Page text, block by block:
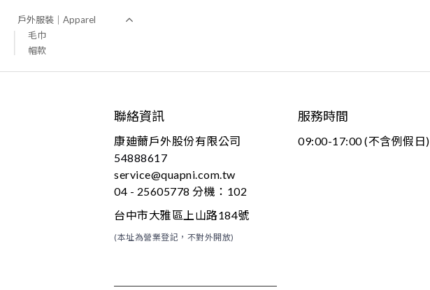
戶外服裝｜Apparel
毛巾
帽款
聯絡資訊
康廸薾戶外股份有限公司
54888617
service@quapni.com.tw
04 - 25605778 分機：102
台中市大雅區上山路184號
(本址為營業登記，不對外開放)
服務時間
09:00-17:00 (不含例假日)